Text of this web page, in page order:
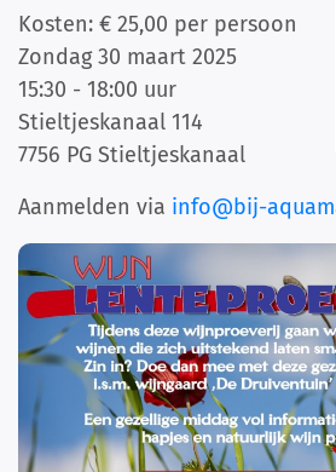
Kosten: € 25,00 per persoon
Zondag 30 maart 2025
15:30 - 18:00 uur
Stieltjeskanaal 114
7756 PG Stieltjeskanaal
Aanmelden via info@bij-